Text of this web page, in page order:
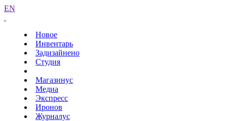
EN
Новое
Инвентарь
Задизайнено
Студия
Магазинус
Медиа
Экспресс
Иронов
Журналус